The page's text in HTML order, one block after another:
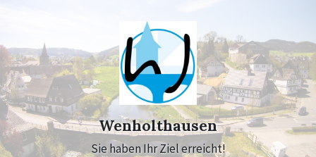
navigation
Wenholthausen
Sie haben Ihr Ziel erreicht!